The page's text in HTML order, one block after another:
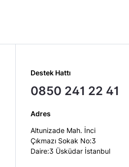
Destek Hattı
0850 241 22 41
Adres
Altunizade Mah. İnci
Çıkmazı Sokak No:3
Daire:3 Üsküdar İstanbul